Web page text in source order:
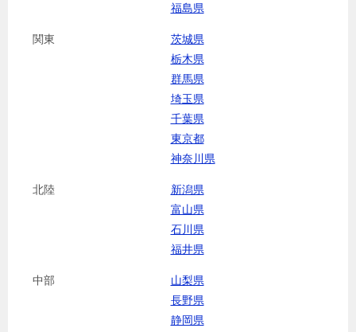
福島県
関東
茨城県
栃木県
群馬県
埼玉県
千葉県
東京都
神奈川県
北陸
新潟県
富山県
石川県
福井県
中部
山梨県
長野県
静岡県